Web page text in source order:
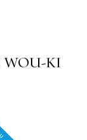
WOU-KI